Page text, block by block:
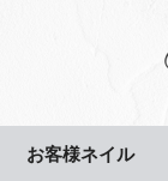
お客様ネイル